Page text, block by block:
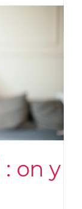
: on y